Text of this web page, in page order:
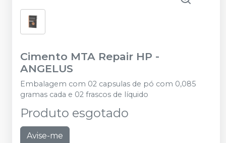
Cimento MTA Repair HP -
ANGELUS
Embalagem com 02 capsulas de pó com 0,085
gramas cada e 02 frascos de líquido
Produto esgotado
Avise-me